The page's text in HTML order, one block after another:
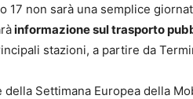
17 non sarà una semplice
informazione sul trasporto
stazioni, a partire da
della Settimana Europea della